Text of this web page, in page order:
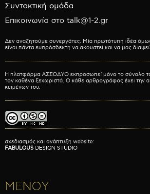
Συντακτική ομάδα
Επικοινωνία στο talk@1-2.gr
Δεν αναζητούμε συνεργάτες. Μία πρωτότυπη ιδέα
είναι πάντα ευπρόσδεκτη να ακουστεί και να μας
Η πλατφόρμα ΑΣΣΟΔΥΟ εκπροσωπεί μόνο το σύνολο
τον καθένα ξεχωριστά. Ο κάθε αρθρογράφος έχει την
κειμένων του.
σχεδιασμός και ανάπτυξη website:
FABULOUS DESIGN STUDIO
ΜΕΝΟΥ